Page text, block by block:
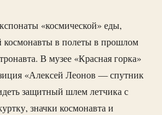
«космической» еды,
космонавты в полеты в прошлом
В музее «Красная горка»
«Алексей Леонов — спутник
защитный шлем летчика с
значки космонавта и